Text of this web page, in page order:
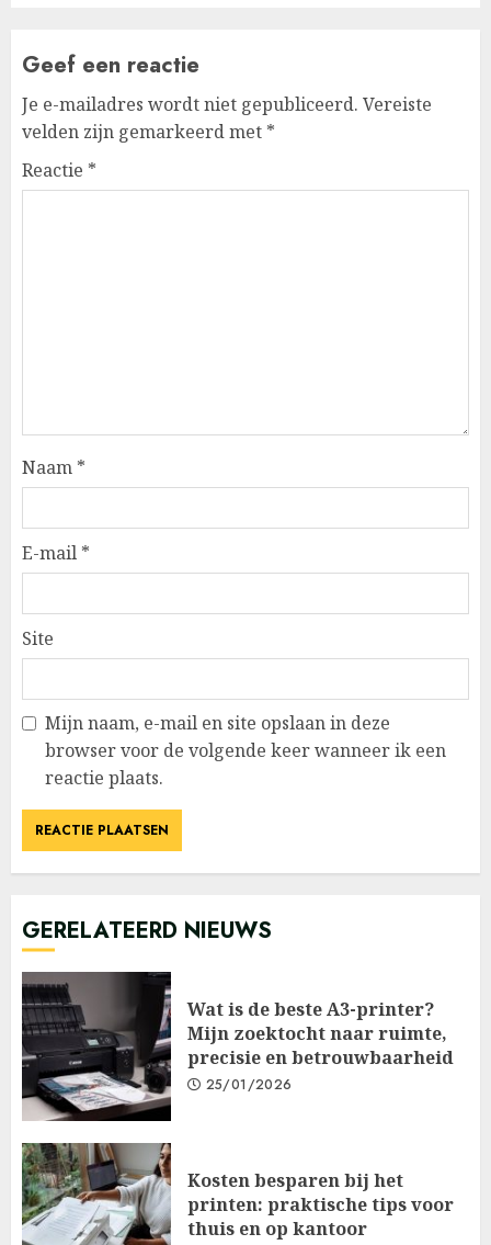
Geef een reactie
Je e-mailadres wordt niet gepubliceerd. Vereiste
velden zijn gemarkeerd met *
Reactie *
Naam *
E-mail *
Site
Mijn naam, e-mail en site opslaan in deze
browser voor de volgende keer wanneer ik een
reactie plaats.
GERELATEERD NIEUWS
Wat is de beste A3-printer?
Mijn zoektocht naar ruimte,
precisie en betrouwbaarheid
25/01/2026
Kosten besparen bij het
printen: praktische tips voor
thuis en op kantoor